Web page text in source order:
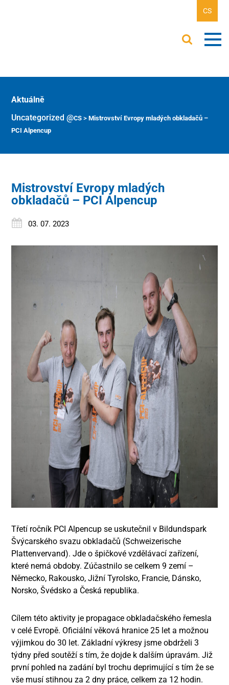
CS
Aktuálně
Uncategorized @cs >Mistrovství Evropy mladých obkladačů –
PCI Alpencup
Mistrovství Evropy mladých
obkladačů – PCI Alpencup
03. 07. 2023
Třetí ročník PCI Alpencup se uskutečnil v Bildundspark
Švýcarského svazu obkladačů (Schweizerische
Plattenvervand). Jde o špičkové vzdělávací zařízení,
které nemá obdoby. Zúčastnilo se celkem 9 zemí –
Německo, Rakousko, Jižní Tyrolsko, Francie, Dánsko,
Norsko, Švédsko a Česká republika.
Cílem této aktivity je propagace obkladačského řemesla
v celé Evropě. Oficiální věková hranice 25 let a možnou
výjimkou do 30 let. Základní výkresy jsme obdrželi 3
týdny před soutěží s tím, že dojde k dalším úpravám. Již
první pohled na zadání byl trochu deprimující s tím že se
vše musí stihnou za 2 dny práce, celkem za 12 hodin.